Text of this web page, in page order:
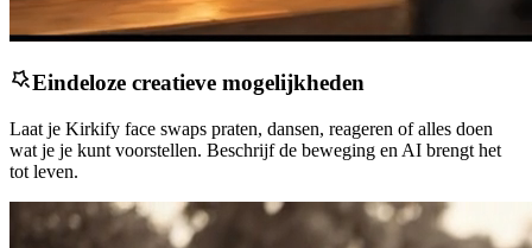
Eindeloze creatieve mogelijkheden
Laat je Kirkify face swaps praten, dansen, reageren of alles doen
wat je je kunt voorstellen. Beschrijf de beweging en AI brengt het
tot leven.